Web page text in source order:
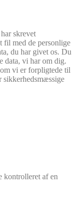
skrevet
fil med de personlige
du har givet os. Du
data, vi har om dig.
vi er forpligtede til
sikkerhedsmæssige
kontrolleret af en